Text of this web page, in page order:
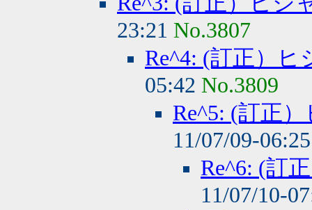
23:21 No.3807
Re^4: (訂正）
05:42 No.3809
Re^5: (訂正
11/07/09-
Re^6: (訂
11/07/10-